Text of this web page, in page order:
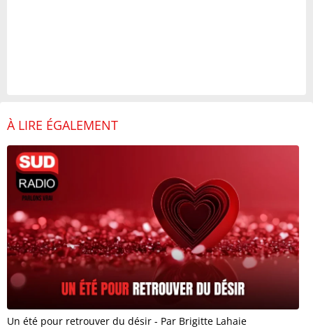
À LIRE ÉGALEMENT
Un été pour retrouver du désir - Par Brigitte Lahaie